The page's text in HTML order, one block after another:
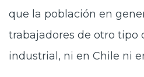
que la población en
trabajadores de otro tipo
industrial, ni en Chile ni